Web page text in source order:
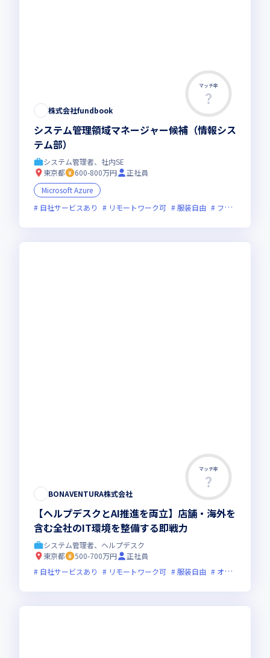
マッチ率
株式会社fundbook
システム管理領域マネージャー候補（情報シス
テム部）
システム管理者、社内SE
東京都
600-800万円
正社員
Microsoft Azure
自社サービスあり
リモートワーク可 服装自由 フレックス制度あり
マッチ率
BONAVENTURA株式会社
【ヘルプデスクとAI推進を両立】店舗・海外を
含む全社のIT環境を整備する即戦力
システム管理者、ヘルプデスク
東京都
500-700万円
正社員
自社サービスあり
リモートワーク可 服装自由 オンライン選考可